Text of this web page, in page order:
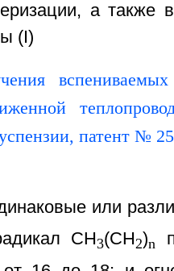
а также
(I)
или
CH3(CH2)n